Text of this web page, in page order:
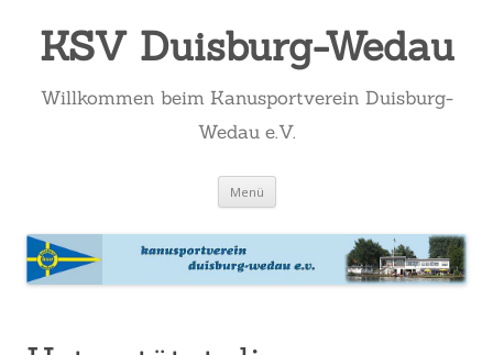
KSV Duisburg-Wedau
Willkommen beim Kanusportverein Duisburg-
Wedau e.V.
Menü Zum
springen